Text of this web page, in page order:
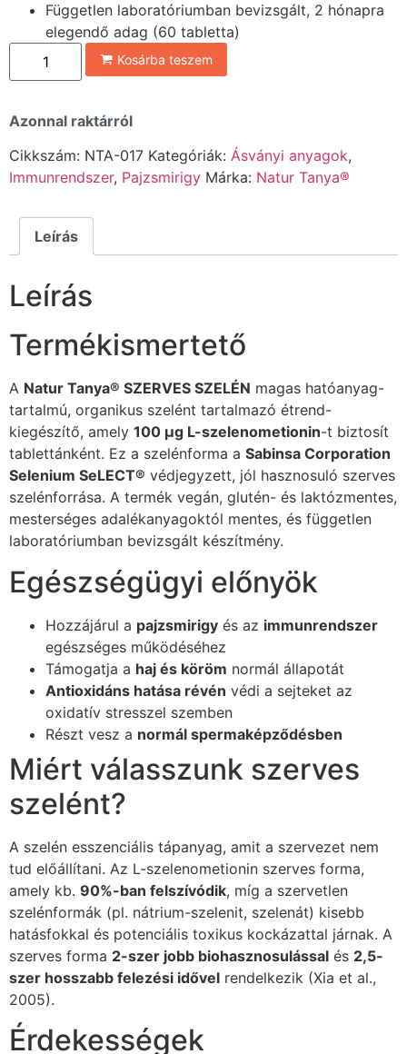
Független laboratóriumban bevizsgált, 2 hónapra
elegendő adag (60 tabletta)
Kosárba teszem
Azonnal raktárról
Cikkszám: NTA-017 Kategóriák: Ásványi anyagok,
Immunrendszer, Pajzsmirigy Márka: Natur Tanya®
Leírás
Leírás
Termékismertető
A Natur Tanya® SZERVES SZELÉN magas hatóanyag-
tartalmú, organikus szelént tartalmazó étrend-
kiegészítő, amely 100 µg L-szelenometionin-t biztosít
tablettánként. Ez a szelénforma a Sabinsa Corporation
Selenium SeLECT® védjegyzett, jól hasznosuló szerves
szelénforrása. A termék vegán, glutén- és laktózmentes,
mesterséges adalékanyagoktól mentes, és független
laboratóriumban bevizsgált készítmény.
Egészségügyi előnyök
Hozzájárul a pajzsmirigy és az immunrendszer
egészséges működéséhez
Támogatja a haj és köröm normál állapotát
Antioxidáns hatása révén védi a sejteket az
oxidatív stresszel szemben
Részt vesz a normál spermaképződésben
Miért válasszunk szerves
szelént?
A szelén esszenciális tápanyag, amit a szervezet nem
tud előállítani. Az L-szelenometionin szerves forma,
amely kb. 90%-ban felszívódik, míg a szervetlen
szelénformák (pl. nátrium-szelenit, szelenát) kisebb
hatásfokkal és potenciális toxikus kockázattal járnak. A
szerves forma 2-szer jobb biohasznosulással és 2,5-
szer hosszabb felezési idővel rendelkezik (Xia et al.,
2005).
Érdekességek